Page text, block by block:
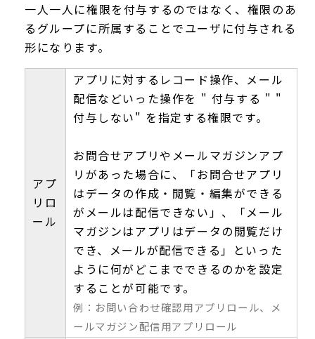
一人一人に権限を付与するのではなく、権限のあ
るグループに所属することでユーザに付与される
形になります。
アプ
リロ
ール
アプリに対するレコード操作、メール
配信などいった操作を " 付与する " "
付与しない" を指定する権限です。
お問合せアプリやメールマガジンアプ
リがあった場合に、「お問合せアプリ
はデータの作成・閲覧・編集ができる
がメールは配信できない」、「メール
マガジンはアプリはデータの閲覧だけ
でき、メールが配信できる」といった
ように何がどこまでできるのかを設定
することが可能です。
例：お問い合わせ確認用アプリロール、メ
ールマガジン配信用アプリロール